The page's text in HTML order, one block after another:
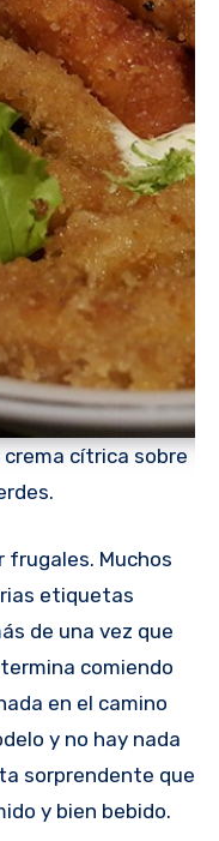
cítrica sobre
etiquetas
de una vez que
comiendo
en el camino
y no hay nada
sorprendente que
y bien bebido.